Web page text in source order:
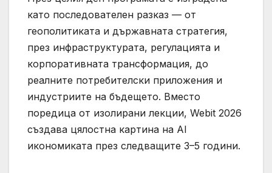
като последователен разказ — от
геополитиката и държавната стратегия,
през инфраструктурата, регулацията и
корпоративната трансформация, до
реалните потребителски приложения и
индустриите на бъдещето. Вместо
поредица от изолирани лекции, Webit 2026
създава цялостна картина на AI
икономиката през следващите 3–5 години.